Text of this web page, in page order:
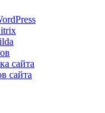
сайта
сайта